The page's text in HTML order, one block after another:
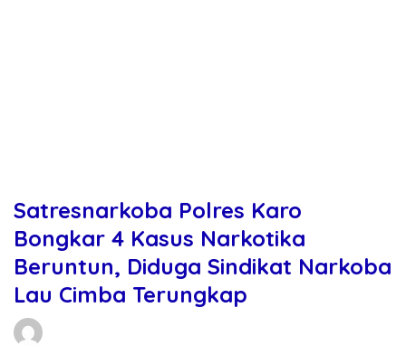
Satresnarkoba Polres Karo
Bongkar 4 Kasus Narkotika
Beruntun, Diduga Sindikat Narkoba
Lau Cimba Terungkap